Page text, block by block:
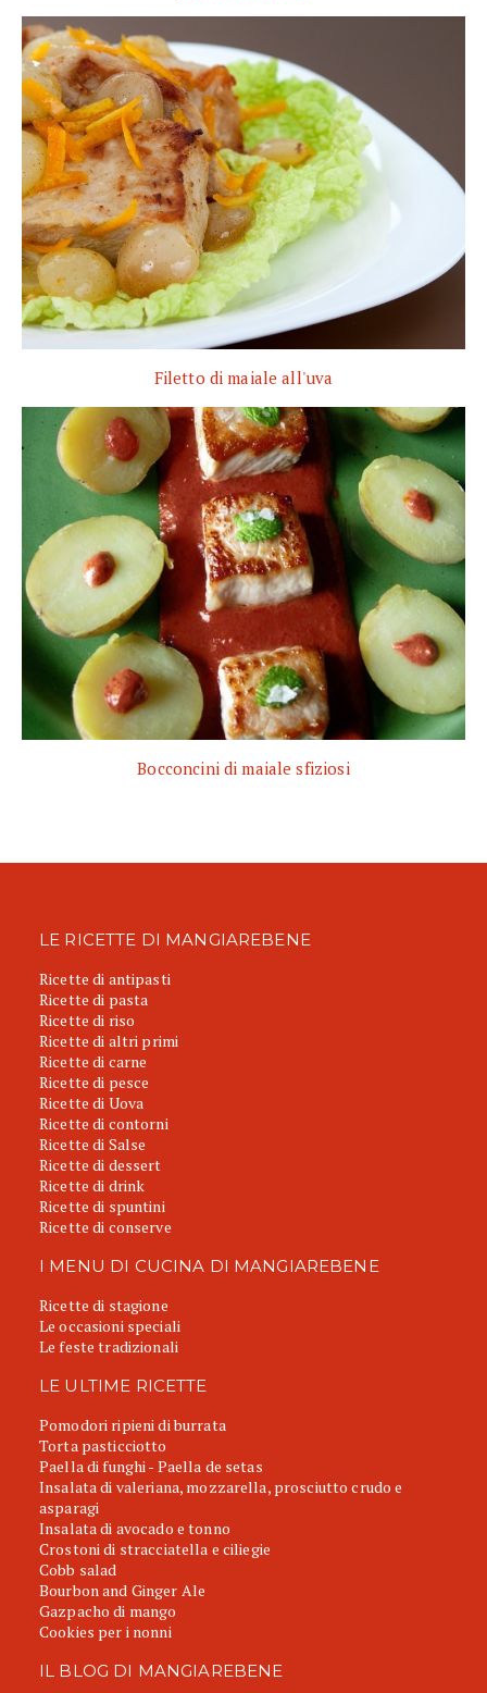
Filetto di maiale all'uva
Bocconcini di maiale sfiziosi
LE RICETTE DI MANGIAREBENE
Ricette di antipasti
Ricette di pasta
Ricette di riso
Ricette di altri primi
Ricette di carne
Ricette di pesce
Ricette di Uova
Ricette di contorni
Ricette di Salse
Ricette di dessert
Ricette di drink
Ricette di spuntini
Ricette di conserve
I MENU DI CUCINA DI MANGIAREBENE
Ricette di stagione
Le occasioni speciali
Le feste tradizionali
LE ULTIME RICETTE
Pomodori ripieni di burrata
Torta pasticciotto
Paella di funghi - Paella de setas
Insalata di valeriana, mozzarella, prosciutto crudo e
asparagi
Insalata di avocado e tonno
Crostoni di stracciatella e ciliegie
Cobb salad
Bourbon and Ginger Ale
Gazpacho di mango
Cookies per i nonni
IL BLOG DI MANGIAREBENE